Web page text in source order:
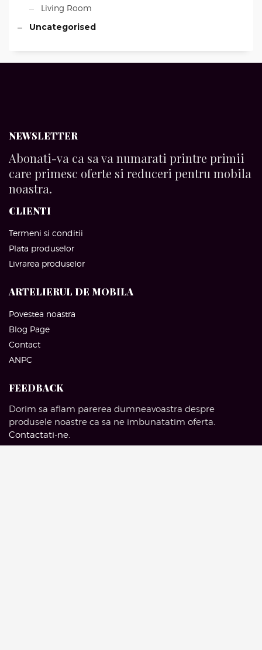
Living Room
Uncategorised
NEWSLETTER
Abonati-va ca sa va numarati printre primii
care primesc oferte si reduceri pentru mobila
noastra.
CLIENTI
Termeni si conditii
Plata produselor
Livrarea produselor
ARTELIERUL DE MOBILA
Povestea noastra
Blog Page
Contact
ANPC
FEEDBACK
Dorim sa aflam parerea dumneavoastra despre
produsele noastre ca sa ne imbunatatim oferta.
Contactati-ne.